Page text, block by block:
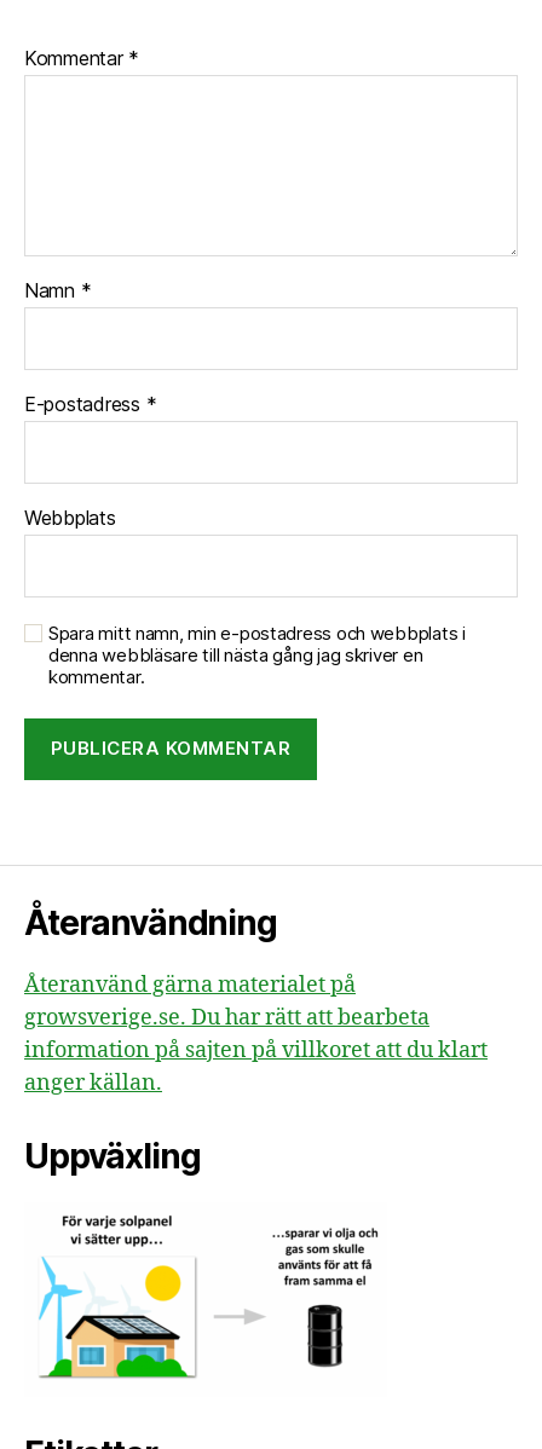
Kommentar *
Namn *
E-postadress *
Webbplats
Spara mitt namn, min e-postadress och webbplats i
denna webbläsare till nästa gång jag skriver en
kommentar.
Återanvändning
Återanvänd gärna materialet på
growsverige.se. Du har rätt att bearbeta
information på sajten på villkoret att du klart
anger källan.
Uppväxling